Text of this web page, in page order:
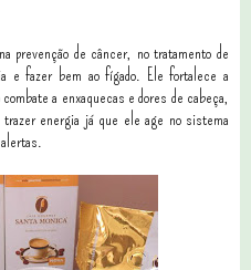
na prevenção de câncer, no tratamento de
e fazer bem ao fígado. Ele fortalece a
a enxaquecas e dores de cabeça,
energia já que ele age no sistema